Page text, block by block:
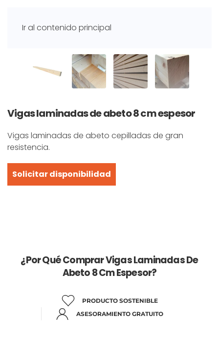
Ir al contenido principal
Vigas laminadas de abeto 8 cm espesor
Vigas laminadas de abeto cepilladas de gran
resistencia.
Solicitar disponibilidad
¿Por Qué Comprar Vigas Laminadas De
Abeto 8 Cm Espesor?
PRODUCTO SOSTENIBLE
ASESORAMIENTO GRATUITO